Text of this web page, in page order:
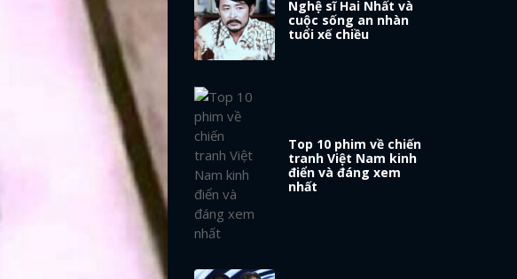
Nghệ sĩ Hai Nhất và
cuộc sống an nhàn
tuổi xế chiều
Top 10 phim về chiến
tranh Việt Nam kinh
điển và đáng xem
nhất